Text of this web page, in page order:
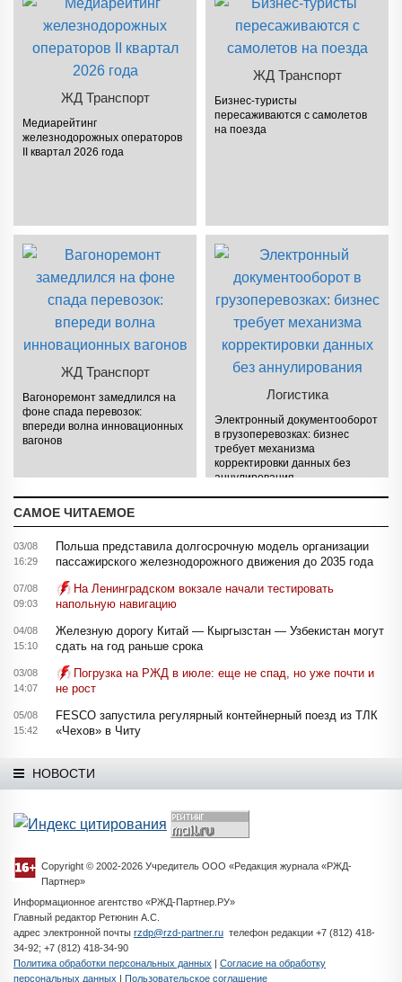
ЖД Транспорт
Медиарейтинг
железнодорожных операторов
II квартал 2026 года
ЖД Транспорт
Бизнес-туристы
пересаживаются с самолетов
на поезда
ЖД Транспорт
Вагоноремонт замедлился на
фоне спада перевозок:
впереди волна инновационных
вагонов
Логистика
Электронный документооборот
в грузоперевозках: бизнес
требует механизма
корректировки данных без
аннулирования
САМОЕ ЧИТАЕМОЕ
03/08
16:29
Польша представила долгосрочную модель организации
пассажирского железнодорожного движения до 2035 года
07/08
09:03
На Ленинградском вокзале начали тестировать
напольную навигацию
04/08
15:10
Железную дорогу Китай — Кыргызстан — Узбекистан могут
сдать на год раньше срока
03/08
14:07
Погрузка на РЖД в июле: еще не спад, но уже почти и
не рост
05/08
15:42
FESCO запустила регулярный контейнерный поезд из ТЛК
«Чехов» в Читу
НОВОСТИ
Copyright © 2002-2026 Учредитель ООО «Редакция журнала «РЖД-
Партнер»
Информационное агентство «РЖД-Партнер.РУ»
Главный редактор Ретюнин А.С.
адрес электронной почты rzdp@rzd-partner.ru телефон редакции +7 (812) 418-
34-92; +7 (812) 418-34-90
Политика обработки персональных данных | Согласие на обработку
персональных данных | Пользовательское соглашение